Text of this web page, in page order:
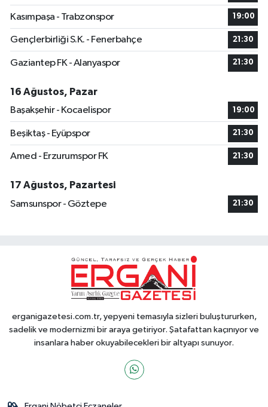
Kasımpaşa - Trabzonspor 19:00
Gençlerbirliği S.K. - Fenerbahçe 21:30
Gaziantep FK - Alanyaspor 21:30
16 Ağustos, Pazar
Başakşehir - Kocaelispor
19:00
Beşiktaş - Eyüpspor 21:30
Amed - Erzurumspor FK 21:30
17 Ağustos, Pazartesi
Samsunspor - Göztepe
21:30
erganigazetesi.com.tr, yepyeni temasıyla sizleri buluştururken,
sadelik ve modernizmi bir araya getiriyor. Şatafattan kaçınıyor ve
insanlara haber okuyabilecekleri bir altyapı sunuyor.